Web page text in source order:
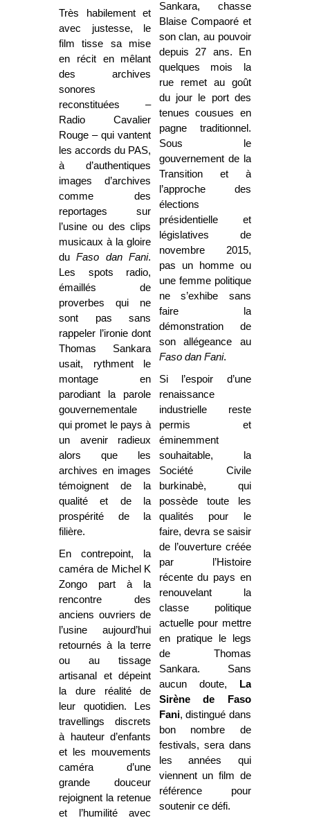
Très habilement et
avec justesse, le
film tisse sa mise
en récit en mêlant
des archives
sonores
reconstituées –
Radio Cavalier
Rouge – qui vantent
les accords du PAS,
à d’authentiques
images d’archives
comme des
reportages sur
l’usine ou des clips
musicaux à la gloire
duFaso dan Fani.
Les spots radio,
émaillés de
proverbes qui ne
sont pas sans
rappeler l’ironie dont
Thomas Sankara
usait, rythment le
montage en
parodiant la parole
gouvernementale
qui promet le pays à
un avenir radieux
alors que les
archives en images
témoignent de la
qualité et de la
prospérité de la
filière.
En contrepoint, la
caméra de Michel K
Zongo part à la
rencontre des
anciens ouvriers de
l’usine aujourd’hui
retournés à la terre
ou au tissage
artisanal et dépeint
la dure réalité de
leur quotidien. Les
travellings discrets
à hauteur d’enfants
et les mouvements
caméra d’une
grande douceur
rejoignent la retenue
et l’humilité avec
Sankara, chasse
Blaise Compaoré et
son clan, au pouvoir
depuis 27 ans. En
quelques mois la
rue remet au goût
du jour le port des
tenues cousues en
pagne traditionnel.
Sous le
gouvernement de la
Transition et à
l’approche des
élections
présidentielle et
législatives de
novembre 2015,
pas un homme ou
une femme politique
ne s’exhibe sans
faire la
démonstration de
son allégeance au
Faso dan Fani.
Si l’espoir d’une
renaissance
industrielle reste
permis et
éminemment
souhaitable, la
Société Civile
burkinabè, qui
possède toute les
qualités pour le
faire, devra se saisir
de l’ouverture créée
par l’Histoire
récente du pays en
renouvelant la
classe politique
actuelle pour mettre
en pratique le legs
de Thomas
Sankara. Sans
aucun doute,
La
Sirène de Faso
Fani, distingué dans
bon nombre de
festivals, sera dans
les années qui
viennent un film de
référence pour
soutenir ce défi.